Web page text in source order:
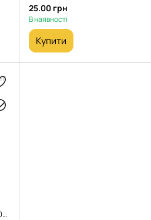
25.00 грн
В наявності
Купити
Срібний Вантаж Горизонт 30г Gruz Fish Dnipro